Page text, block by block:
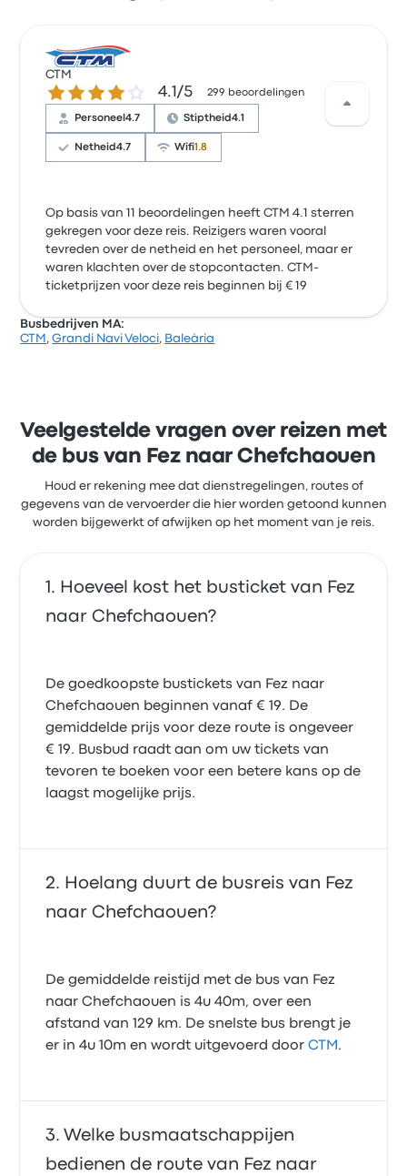
CTM
4.1 van de 5 sterren4.1/5 299 beoordelingen
Personeel4.7 Stiptheid4.1
Netheid4.7 Wifi1.8
Op basis van 11 beoordelingen heeft CTM 4.1 sterren
gekregen voor deze reis. Reizigers waren vooral
tevreden over de netheid en het personeel, maar er
waren klachten over de stopcontacten. CTM-
ticketprijzen voor deze reis beginnen bij € 19
Busbedrijven MA:
CTM ,Grandi Navi Veloci, Baleària
Veelgestelde vragen over reizen met
de bus van Fez naar Chefchaouen
Houd er rekening mee dat dienstregelingen, routes of
gegevens van de vervoerder die hier worden getoond kunnen
worden bijgewerkt of afwijken op het moment van je reis.
Hoeveel kost het busticket van Fez
naar Chefchaouen?
De goedkoopste bustickets van Fez naar
Chefchaouen beginnen vanaf € 19. De
gemiddelde prijs voor deze route is ongeveer
€ 19. Busbud raadt aan om uw tickets van
tevoren te boeken voor een betere kans op de
laagst mogelijke prijs.
Hoelang duurt de busreis van Fez
naar Chefchaouen?
De gemiddelde reistijd met de bus van Fez
naar Chefchaouen is 4u 40m, over een
afstand van 129 km. De snelste bus brengt je
er in 4u 10m en wordt uitgevoerd doorCTM .
Welke busmaatschappijen
bedienen de route van Fez naar